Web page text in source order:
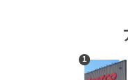
1